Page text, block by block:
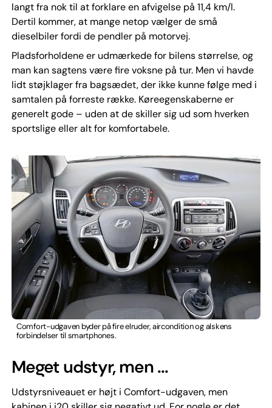
langt fra nok til at forklare en afvigelse på 11,4 km/l.
Dertil kommer, at mange netop vælger de små
dieselbiler fordi de pendler på motorvej.
Pladsforholdene er udmærkede for bilens størrelse, og
man kan sagtens være fire voksne på tur. Men vi havde
lidt støjklager fra bagsædet, der ikke kunne følge med i
samtalen på forreste række. Køreegenskaberne er
generelt gode – uden at de skiller sig ud som hverken
sportslige eller alt for komfortabele.
Comfort-udgaven byder på fire elruder, aircondition og alskens
forbindelser til smartphones.
Meget udstyr, men ...
Udstyrsniveauet er højt i Comfort-udgaven, men